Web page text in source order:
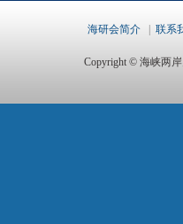
海研会简介 联系
Copyright © 海峡两